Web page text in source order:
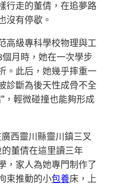
行走的董倩，在追夢路
沒有停歇。
高級專科學校物理與工
月時，她在一次學步
。此后，她幾乎摔重一
診斷為後天性成骨不全
，輕微碰撞也能夠形成
西靈川縣靈川鎮三叉
董倩在這里讀三年
，家人為她專門制作了
束推動的小包養床，上